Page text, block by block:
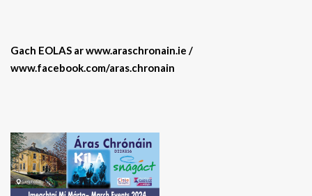
Gach EOLAS ar www.araschronain.ie /
www.facebook.com/aras.chronain